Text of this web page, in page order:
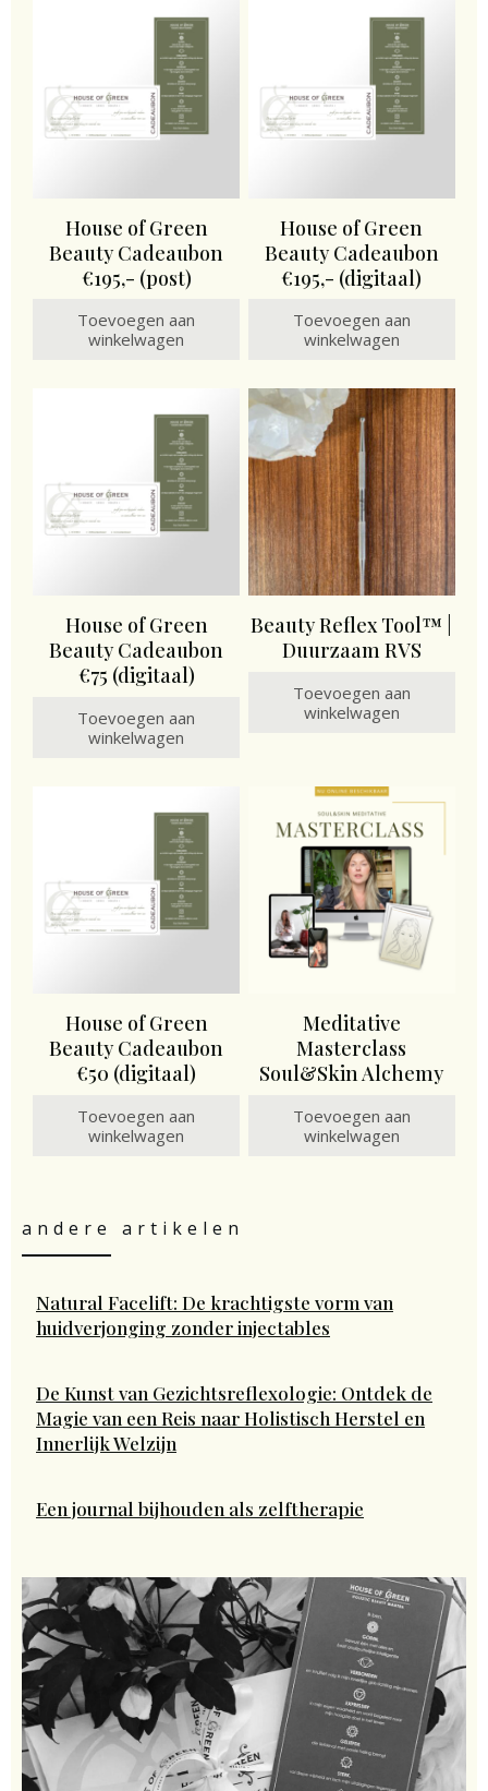
House of Green
Beauty Cadeaubon
€195,- (post)
Toevoegen aan
winkelwagen
House of Green
Beauty Cadeaubon
€195,- (digitaal)
Toevoegen aan
winkelwagen
House of Green
Beauty Cadeaubon
€75 (digitaal)
Toevoegen aan
winkelwagen
Beauty Reflex Tool™ |
Duurzaam RVS
Toevoegen aan
winkelwagen
House of Green
Beauty Cadeaubon
€50 (digitaal)
Toevoegen aan
winkelwagen
Meditative
Masterclass
Soul&Skin Alchemy
Toevoegen aan
winkelwagen
andere artikelen
Natural Facelift: De krachtigste vorm van
huidverjonging zonder injectables
De Kunst van Gezichtsreflexologie: Ontdek de
Magie van een Reis naar Holistisch Herstel en
Innerlijk Welzijn
Een journal bijhouden als zelftherapie